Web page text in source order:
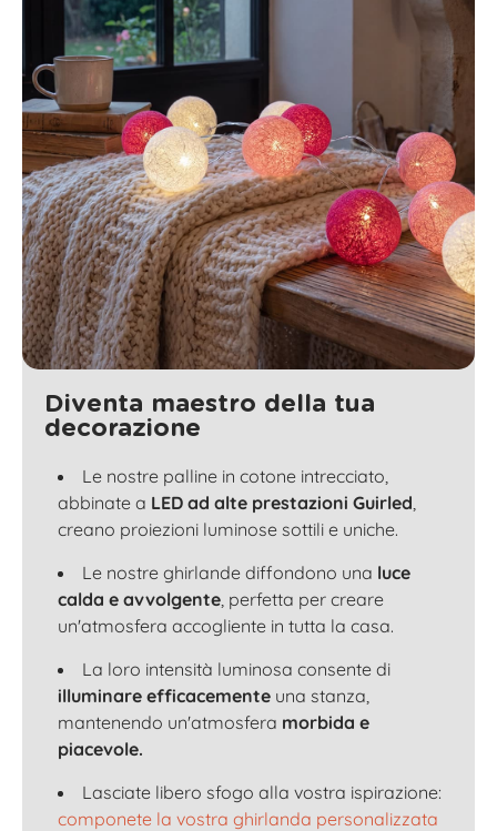
Diventa maestro della tua
decorazione
Le nostre palline in cotone intrecciato,
abbinate a LED ad alte prestazioni Guirled,
creano proiezioni luminose sottili e uniche.
Le nostre ghirlande diffondono una luce
calda e avvolgente, perfetta per creare
un'atmosfera accogliente in tutta la casa.
La loro intensità luminosa consente di
illuminare efficacemente una stanza,
mantenendo un'atmosfera morbida e
piacevole.
Lasciate libero sfogo alla vostra ispirazione:
componete la vostra ghirlanda personalizzata